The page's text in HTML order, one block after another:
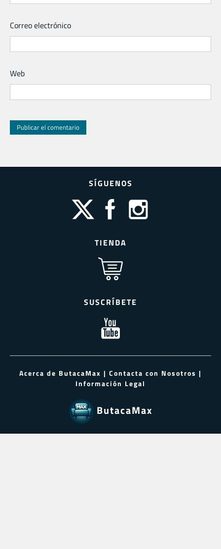
Correo electrónico
Web
SÍGUENOS
TIENDA
SUSCRÍBETE
Acerca de ButacaMax | Contacta con Nosotros |
Información Legal
ButacaMax